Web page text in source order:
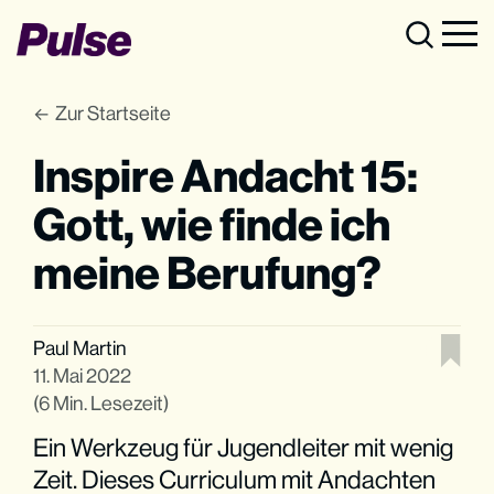
Zur Startseite
Inspire Andacht 15:
Gott, wie finde ich
meine Berufung?
Paul Martin
11. Mai 2022
(6 Min. Lesezeit)
Ein Werkzeug für Jugendleiter mit wenig
Zeit. Dieses Curriculum mit Andachten